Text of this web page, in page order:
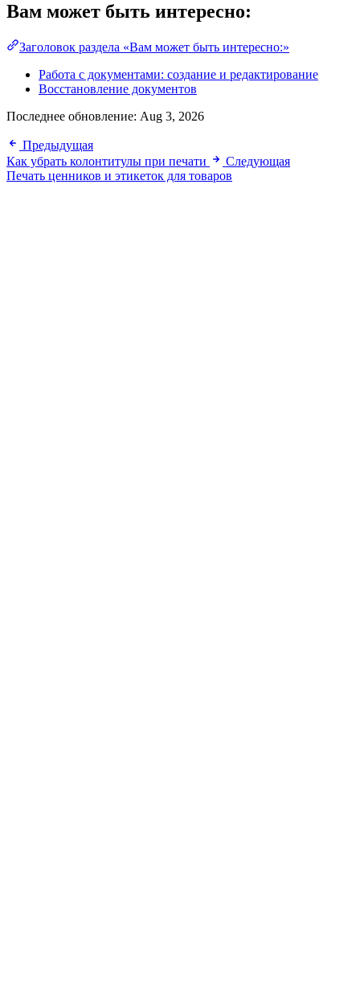
Вам может быть интересно:
Заголовок раздела «Вам может быть интересно:»
Работа с документами: создание и редактирование
Восстановление документов
Последнее обновление: Aug 3, 2026
Предыдущая
Как убрать колонтитулы при печати
Следующая
Печать ценников и этикеток для товаров